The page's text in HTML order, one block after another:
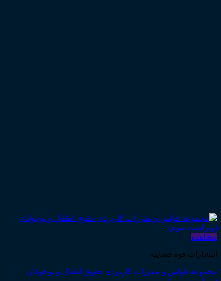
مشاهده
انتشارات قوه قضاییه
مجموعه قوانین و مقررات کاربردی حقوق اطفال و نوجوانان